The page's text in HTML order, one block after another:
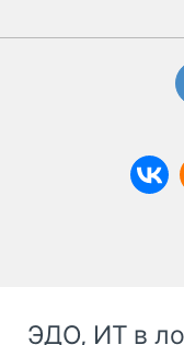
ЭДО, ИТ в